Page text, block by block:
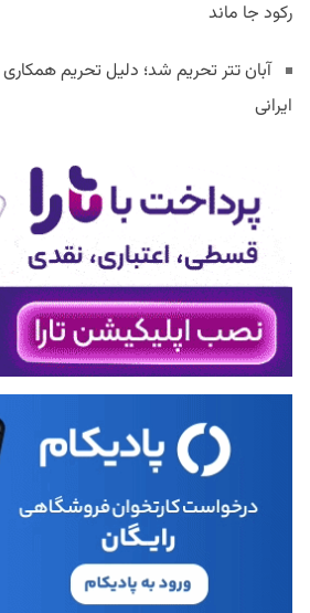
رکود جا ماند
آبان تتر تحریم شد؛ دلیل تحریم همکاری
ایرانی